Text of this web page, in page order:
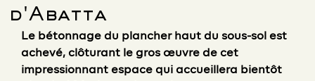
d'Abatta
Le bétonnage du plancher haut du sous-sol est
achevé, clôturant le gros œuvre de cet
impressionnant espace qui accueillera bientôt